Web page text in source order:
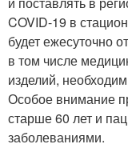
COVID-19 в
будет ежесуточно
в том числе
изделий,
Особое внимание
старше 60 лет и
заболеваниями.